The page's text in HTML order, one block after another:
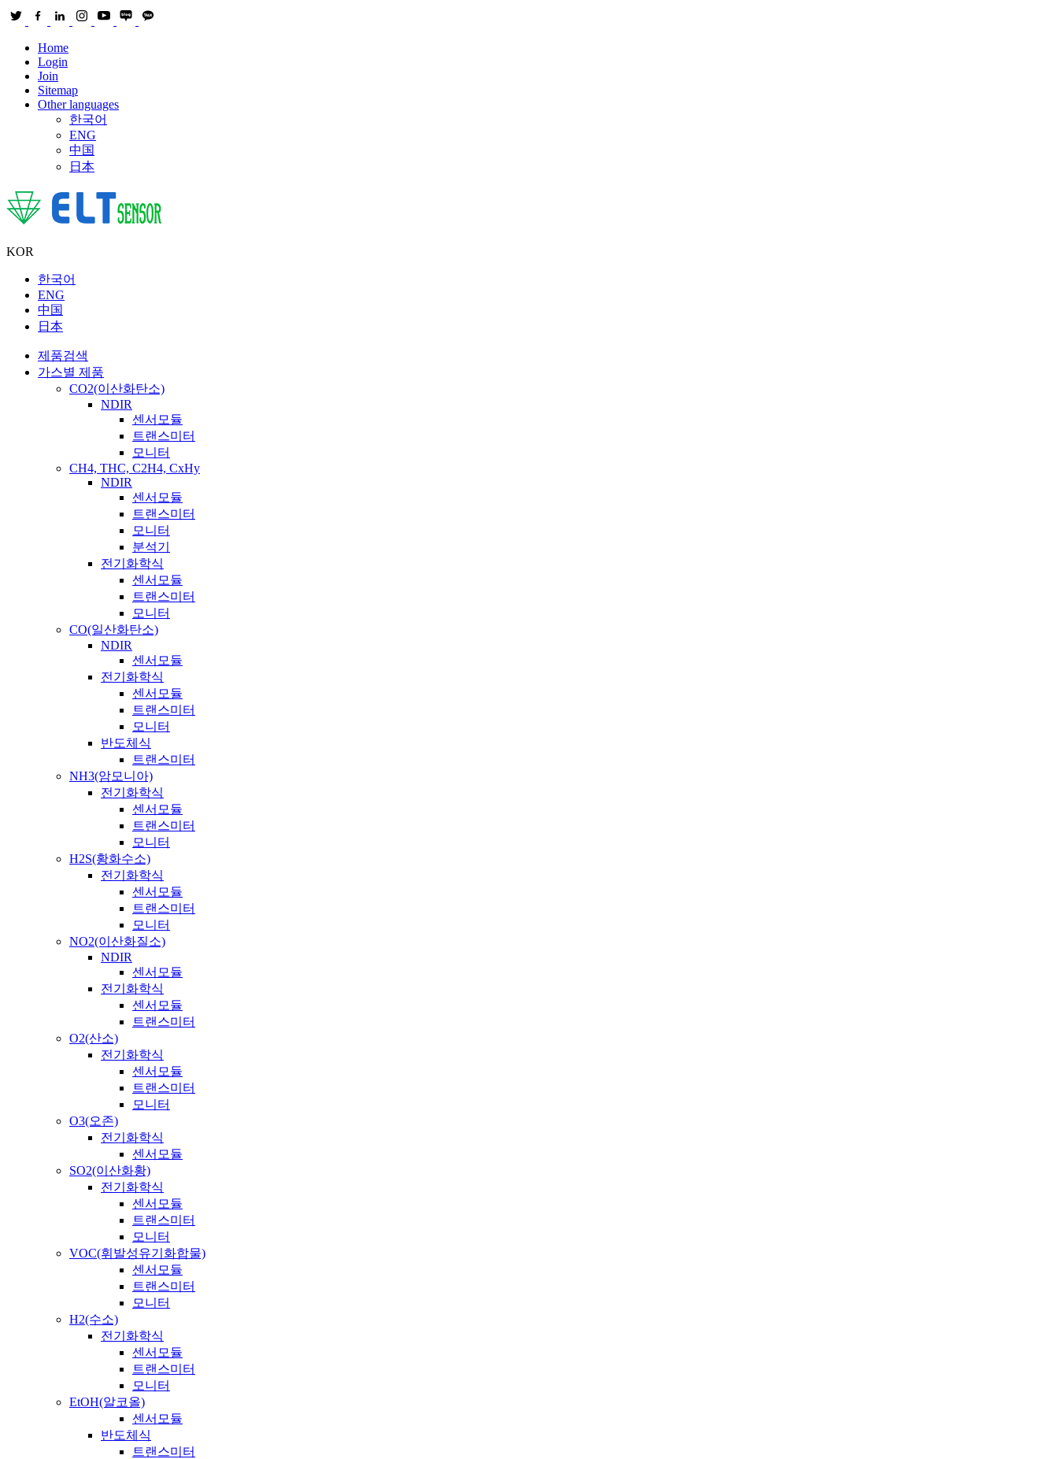
Home
Login
Join
Sitemap
Other languages
한국어
ENG
中国
日本
KOR
한국어
ENG
中国
日本
제품검색
가스별 제품
CO2(이산화탄소)
NDIR
센서모듈
트랜스미터
모니터
CH4, THC, C2H4, CxHy
NDIR
센서모듈
트랜스미터
모니터
분석기
전기화학식
센서모듈
트랜스미터
모니터
CO(일산화탄소)
NDIR
센서모듈
전기화학식
센서모듈
트랜스미터
모니터
반도체식
트랜스미터
NH3(암모니아)
전기화학식
센서모듈
트랜스미터
모니터
H2S(황화수소)
전기화학식
센서모듈
트랜스미터
모니터
NO2(이산화질소)
NDIR
센서모듈
전기화학식
센서모듈
트랜스미터
O2(산소)
전기화학식
센서모듈
트랜스미터
모니터
O3(오존)
전기화학식
센서모듈
SO2(이산화황)
전기화학식
센서모듈
트랜스미터
모니터
VOC(휘발성유기화합물)
센서모듈
트랜스미터
모니터
H2(수소)
전기화학식
센서모듈
트랜스미터
모니터
EtOH(알코올)
센서모듈
반도체식
트랜스미터